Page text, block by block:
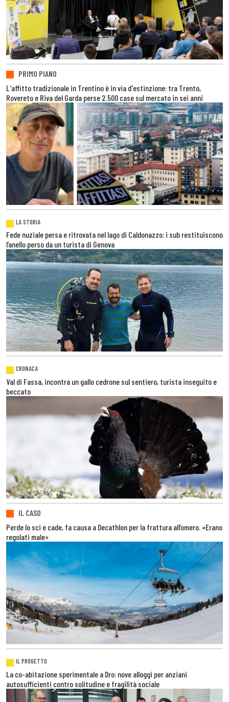
PRIMO PIANO
L'affitto tradizionale in Trentino è in via d'estinzione: tra Trento,
Rovereto e Riva del Garda perse 2.500 case sul mercato in sei anni
LA STORIA
Fede nuziale persa e ritrovata nel lago di Caldonazzo: i sub restituiscono
l’anello perso da un turista di Genova
CRONACA
Val di Fassa, incontra un gallo cedrone sul sentiero, turista inseguito e
beccato
IL CASO
Perde lo sci e cade, fa causa a Decathlon per la frattura all’omero. «Erano
regolati male»
IL PROGETTO
La co-abitazione sperimentale a Dro: nove alloggi per anziani
autosufficienti contro solitudine e fragilità sociale